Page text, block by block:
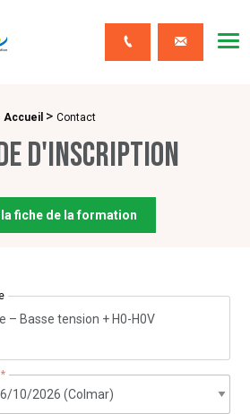
Contact
Accueil > Contact
d'inscription
fiche de la formation
– Basse tension + H0-H0V
*